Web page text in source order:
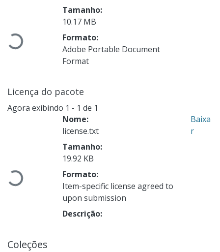
Carregando...
Tamanho:
10.17 MB
Formato:
Adobe Portable Document
Format
Licença do pacote
Agora exibindo 1 - 1 de 1
Carregando...
Nome:
license.txt
Tamanho:
19.92 KB
Formato:
Item-specific license agreed to
upon submission
Descrição:
Baixa
r
Coleções